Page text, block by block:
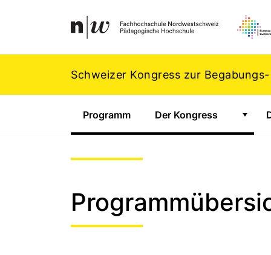
Navigation
Schweizer Kongress zur
Programm (Aktiv)Der Kongress (Aktiv)
Footer